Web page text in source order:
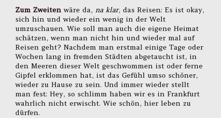
Zum Zweiten wäre da,na klar, das Reisen: Es ist okay,
sich hin und wieder ein wenig in der Welt
umzuschauen. Wie soll man auch die eigene Heimat
schätzen, wenn man nicht hin und wieder mal auf
Reisen geht? Nachdem man erstmal einige Tage oder
Wochen lang in fremden Städten abgetaucht ist, in
den Meeren dieser Welt geschwommen ist oder ferne
Gipfel erklommen hat, ist das Gefühl umso schöner,
wieder zu Hause zu sein. Und immer wieder stellt
man fest: Hey, so schlimm haben wir es in Frankfurt
wahrlich nicht erwischt. Wie schön, hier leben zu
dürfen.